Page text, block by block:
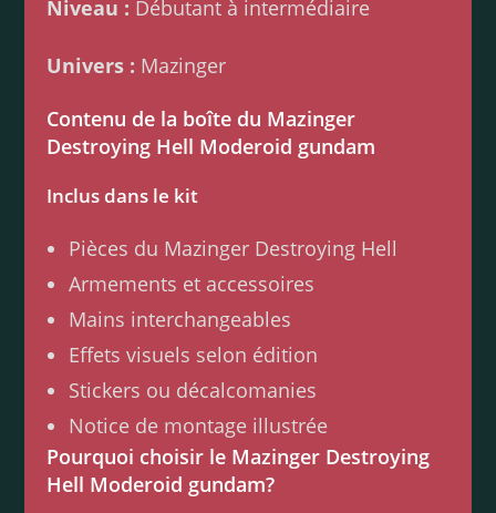
Niveau : Débutant à intermédiaire
Univers : Mazinger
Contenu de la boîte du Mazinger
Destroying Hell Moderoid gundam
Inclus dans le kit
Pièces du Mazinger Destroying Hell
Armements et accessoires
Mains interchangeables
Effets visuels selon édition
Stickers ou décalcomanies
Notice de montage illustrée
Pourquoi choisir le Mazinger Destroying
Hell Moderoid gundam?